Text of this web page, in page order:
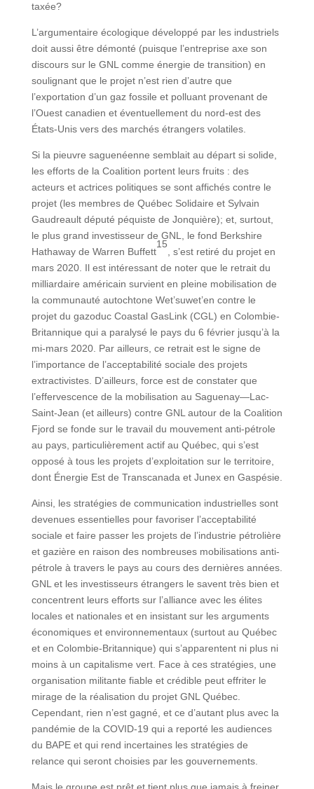
taxée?
L’argumentaire écologique développé par les industriels
doit aussi être démonté (puisque l’entreprise axe son
discours sur le GNL comme énergie de transition) en
soulignant que le projet n’est rien d’autre que
l’exportation d’un gaz fossile et polluant provenant de
l’Ouest canadien et éventuellement du nord-est des
États-Unis vers des marchés étrangers volatiles.
Si la pieuvre saguenéenne semblait au départ si solide,
les efforts de la Coalition portent leurs fruits : des
acteurs et actrices politiques se sont affichés contre le
projet (les membres de Québec Solidaire et Sylvain
Gaudreault député péquiste de Jonquière); et, surtout,
le plus grand investisseur de GNL, le fond Berkshire
Hathaway de Warren Buffett
15
, s’est retiré du projet en
mars 2020. Il est intéressant de noter que le retrait du
milliardaire américain survient en pleine mobilisation de
la communauté autochtone Wet’suwet’en contre le
projet du gazoduc Coastal GasLink (CGL) en Colombie-
Britannique qui a paralysé le pays du 6 février jusqu’à la
mi-mars 2020. Par ailleurs, ce retrait est le signe de
l’importance de l’acceptabilité sociale des projets
extractivistes. D’ailleurs, force est de constater que
l’effervescence de la mobilisation au Saguenay—Lac-
Saint-Jean (et ailleurs) contre GNL autour de la Coalition
Fjord se fonde sur le travail du mouvement anti-pétrole
au pays, particulièrement actif au Québec, qui s’est
opposé à tous les projets d’exploitation sur le territoire,
dont Énergie Est de Transcanada et Junex en Gaspésie.
Ainsi, les stratégies de communication industrielles sont
devenues essentielles pour favoriser l’acceptabilité
sociale et faire passer les projets de l’industrie pétrolière
et gazière en raison des nombreuses mobilisations anti-
pétrole à travers le pays au cours des dernières années.
GNL et les investisseurs étrangers le savent très bien et
concentrent leurs efforts sur l’alliance avec les élites
locales et nationales et en insistant sur les arguments
économiques et environnementaux (surtout au Québec
et en Colombie-Britannique) qui s’apparentent ni plus ni
moins à un capitalisme vert. Face à ces stratégies, une
organisation militante fiable et crédible peut effriter le
mirage de la réalisation du projet GNL Québec.
Cependant, rien n’est gagné, et ce d’autant plus avec la
pandémie de la COVID-19 qui a reporté les audiences
du BAPE et qui rend incertaines les stratégies de
relance qui seront choisies par les gouvernements.